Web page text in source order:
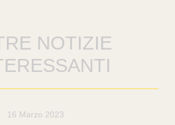
NOTIZIE
16 Marzo 2023